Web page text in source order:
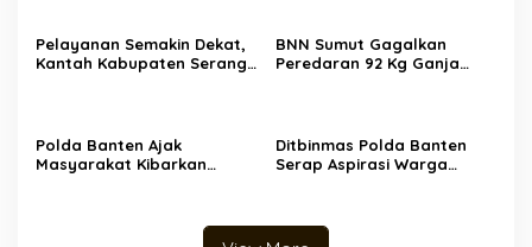
Pelayanan Semakin Dekat,
Kantah Kabupaten Serang
di Desa Toyomerto
BNN Sumut Gagalkan
Peredaran 92 Kg Ganja
Polda Banten Ajak
Masyarakat Kibarkan
Ditbinmas Polda Banten
Serap Aspirasi Warga